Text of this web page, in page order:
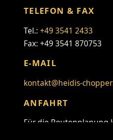
TELEFON & FAX
Tel.: +49 3541 2433
Fax: +49 3541 870753
E-MAIL
kontakt@heidis-
ANFAHRT
Für die Routenplanung